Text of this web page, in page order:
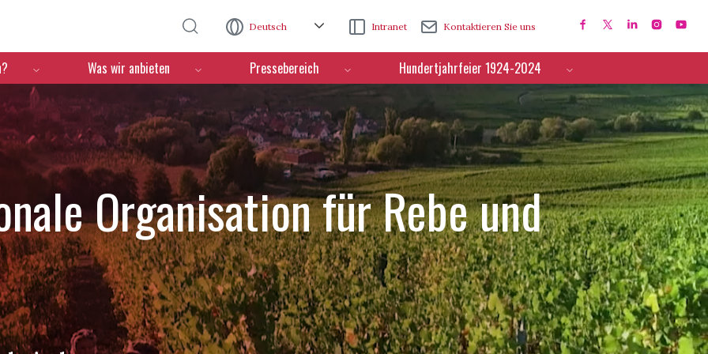
Deutsch Intranet Kontaktieren Sie uns
Was wir anbieten Pressebereich Hundertjahrfeier 1924-2024
Organisation für Rebe und